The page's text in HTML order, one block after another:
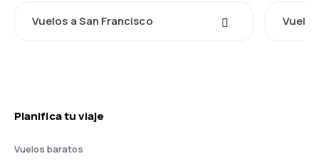
Vuelos a San Francisco
Planifica tu viaje
Vuelos baratos